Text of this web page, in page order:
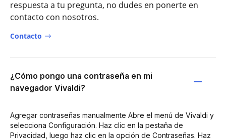
respuesta a tu pregunta, no dudes en ponerte en
contacto con nosotros.
Contacto
¿Cómo pongo una contraseña en mi
navegador Vivaldi?
Agregar contraseñas manualmente Abre el menú de Vivaldi y
selecciona Configuración. Haz clic en la pestaña de
Privacidad, luego haz clic en la opción de Contraseñas. Haz